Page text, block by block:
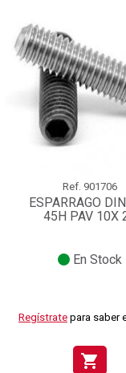
Ref. 901706
ESPARRAGO
45H PAV 10X
En Stock
Regístrate para saber
shopping_cart